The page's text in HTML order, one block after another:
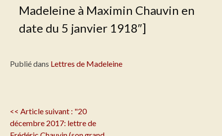
Madeleine à Maximin Chauvin en
date du 5 janvier 1918″]
Publié dans Lettres de Madeleine
Navigation
de
<< Article suivant : "20
décembre 2017: lettre de